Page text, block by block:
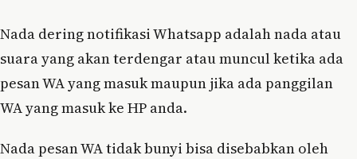
Nada dering notifikasi Whatsapp adalah nada atau
suara yang akan terdengar atau muncul ketika ada
pesan WA yang masuk maupun jika ada panggilan
WA yang masuk ke HP anda.
Nada pesan WA tidak bunyi bisa disebabkan oleh